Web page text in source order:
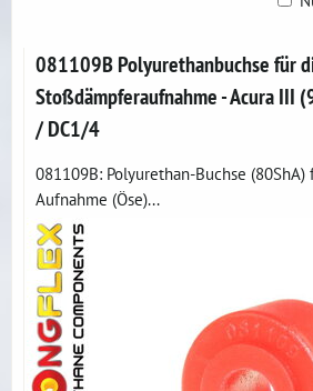
081109B Polyurethanbuchse für
Stoßdämpferaufnahme - Acura
/ DC1/4
081109B: Polyurethan-Buchse
Aufnahme (Öse)...